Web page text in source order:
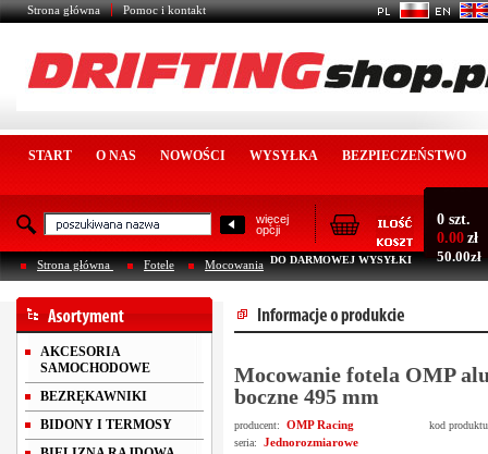
Strona główna Pomoc i kontakt
START O NAS NOWOŚCI WYSYŁKA BEZPIECZEŃSTWO
więcej
opcji
0 szt.
0.00 zł
DO DARMOWEJ WYSYŁKI 50.00zł
Strona główna Fotele Mocowania
AKCESORIA
SAMOCHODOWE
BEZRĘKAWNIKI
BIDONY I TERMOSY
Mocowanie fotela OMP
boczne 495 mm
producent: OMP Racing
kod
seria:
Jednorozmiarowe